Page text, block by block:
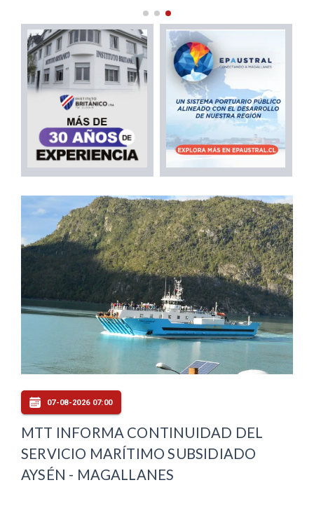
07-08-2026 07:00
MTT INFORMA CONTINUIDAD DEL
SERVICIO MARÍTIMO SUBSIDIADO
AYSÉN - MAGALLANES